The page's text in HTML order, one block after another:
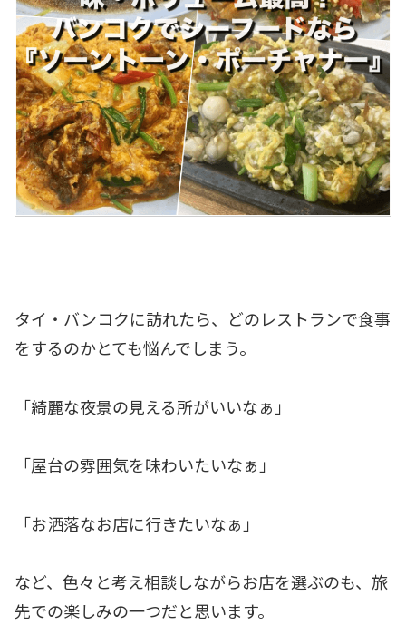
タイ・バンコクに訪れたら、どのレストランで食事
をするのかとても悩んでしまう。
「綺麗な夜景の見える所がいいなぁ」
「屋台の雰囲気を味わいたいなぁ」
「お洒落なお店に行きたいなぁ」
など、色々と考え相談しながらお店を選ぶのも、旅
先での楽しみの一つだと思います。